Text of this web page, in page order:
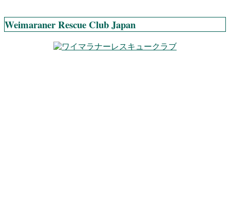
Weimaraner Rescue Club Japan